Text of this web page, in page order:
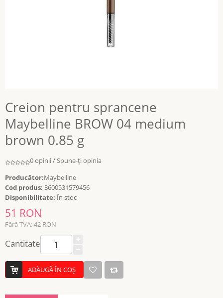
Creion pentru sprancene
Maybelline BROW 04 medium
brown 0.85 g
0 opinii /Spune-ţi opinia
Producător:Maybelline
Cod produs: 3600531579456
Disponibilitate: În stoc
51 RON
Fără TVA: 42 RON
Cantitate
ADĂUGĂ ÎN COŞ